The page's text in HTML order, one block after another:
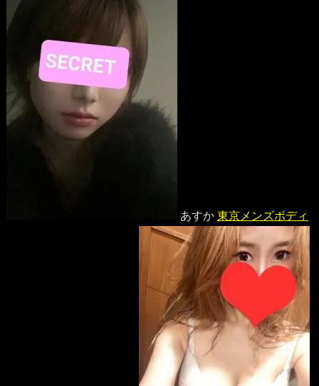
あすか 東京メンズボディ